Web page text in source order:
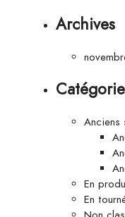
Archives
Anciens
En
En